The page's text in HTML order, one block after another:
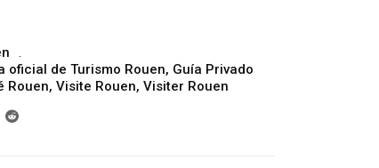
309.00€
oficial de Turismo Rouen, Guía Privado
Rouen, Visite Rouen, Visiter Rouen